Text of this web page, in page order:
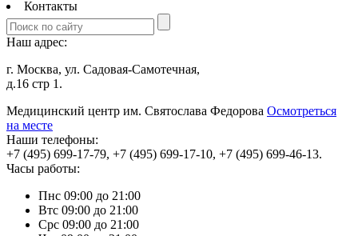
Контакты
Наш адрес:
г. Москва, ул. Садовая-Cамотечная,
д.16 стр 1.
Медицинский центр им. Святослава Федорова Осмотреться
на месте
Наши телефоны:
+7 (495) 699-17-79, +7 (495) 699-17-10, +7 (495) 699-46-13.
Часы работы:
Пнс 09:00 до 21:00
Втс 09:00 до 21:00
Срс 09:00 до 21:00